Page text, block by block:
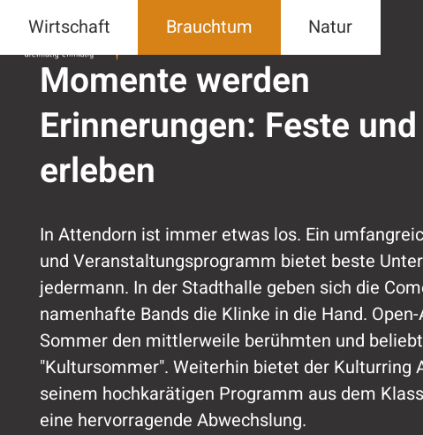
Wirtschaft Brauchtum Natur
Momente werden
Erinnerungen: Feste
erleben
In Attendorn ist immer etwas los. Ein
und Veranstaltungsprogramm bietet beste
jedermann. In der Stadthalle geben sich die
namenhafte Bands die Klinke in die Hand.
Sommer den mittlerweile berühmten und
"Kultursommer". Weiterhin bietet der Kulturring
seinem hochkarätigen Programm aus dem
eine hervorragende Abwechslung.